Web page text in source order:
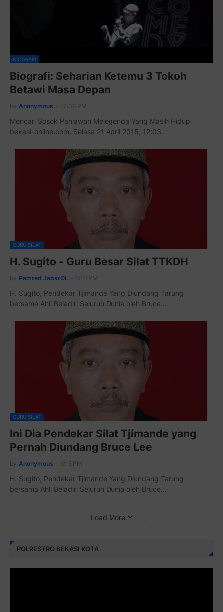
BIOGRAFI
Biografi: Seharian Ketemu 3 Tokoh
Betawi Masa Depan
by Anonymous 12:03 PM
Mencari Sosok Pahlawan Melegenda Yang Masih Hidup
bekasi-online.com, Selasa 21 April 2015, 12:03…
GURU SILAT
H. Sugito - Guru Besar Silat TTKDH
by Pemred JabarOL 6:10 PM
H. Sugito, Pendekar Tjimande Yang Diundang Tarung
bersama Ahli Beladiri Seluruh Dunia oleh Bruce…
GURU SILAT
Ini Dia Pendekar Silat Tjimande yang
Pernah Diundang Bruce Lee
by Anonymous 6:15 PM
H. Sugito, Pendekar Tjimande Yang Diundang Tarung
bersama Ahli Beladiri Seluruh Dunia oleh Bruce…
Load More
POLRESTRO BEKASI KOTA